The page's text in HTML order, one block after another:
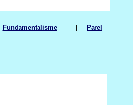
Fundamentalisme| Parel